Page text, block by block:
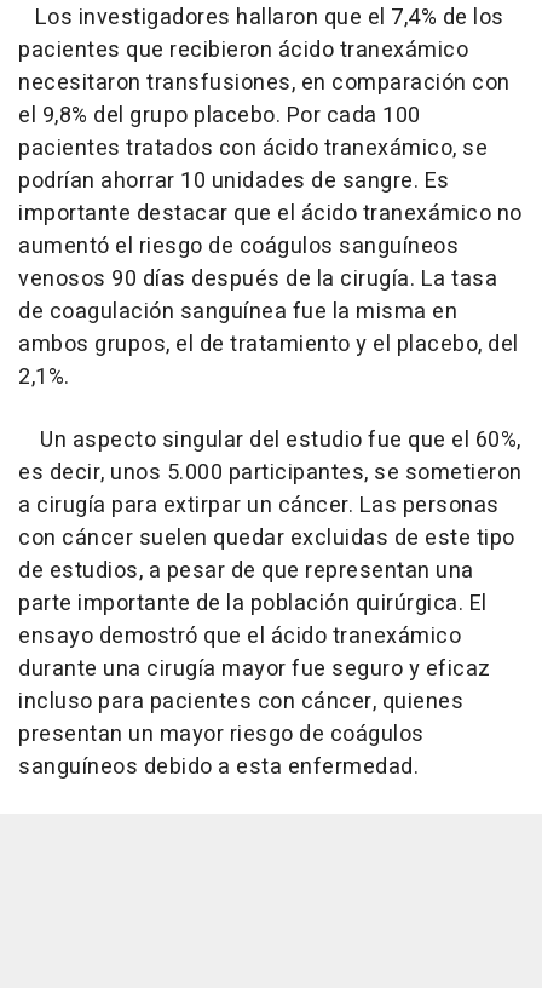
Los investigadores hallaron que el 7,4% de los
pacientes que recibieron ácido tranexámico
necesitaron transfusiones, en comparación con
el 9,8% del grupo placebo. Por cada 100
pacientes tratados con ácido tranexámico, se
podrían ahorrar 10 unidades de sangre. Es
importante destacar que el ácido tranexámico no
aumentó el riesgo de coágulos sanguíneos
venosos 90 días después de la cirugía. La tasa
de coagulación sanguínea fue la misma en
ambos grupos, el de tratamiento y el placebo, del
2,1%.
Un aspecto singular del estudio fue que el 60%,
es decir, unos 5.000 participantes, se sometieron
a cirugía para extirpar un cáncer. Las personas
con cáncer suelen quedar excluidas de este tipo
de estudios, a pesar de que representan una
parte importante de la población quirúrgica. El
ensayo demostró que el ácido tranexámico
durante una cirugía mayor fue seguro y eficaz
incluso para pacientes con cáncer, quienes
presentan un mayor riesgo de coágulos
sanguíneos debido a esta enfermedad.